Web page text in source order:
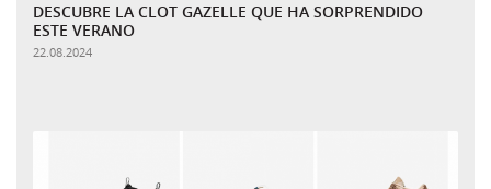
DESCUBRE LA CLOT GAZELLE QUE HA SORPRENDIDO
ESTE VERANO
22.08.2024